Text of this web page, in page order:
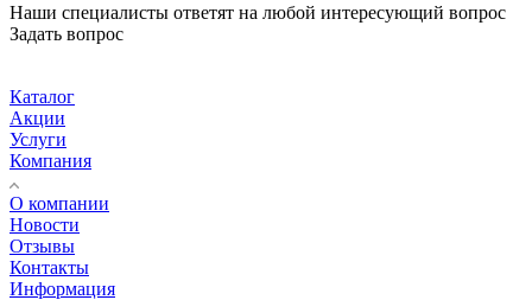
Наши специалисты ответят на любой интересующий вопрос
Задать вопрос
Каталог
Акции
Услуги
Компания
О компании
Новости
Отзывы
Контакты
Информация